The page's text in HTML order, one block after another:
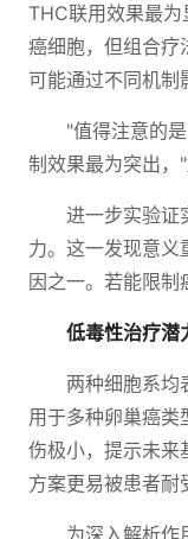
THC联用效果最
癌细胞，但组合疗
可能通过不同机制
"值得注意的
制效果最为突出，"
进一步实验证
力。这一发现意义
因之一。若能限制
低毒性治疗潜
两种细胞系均
用于多种卵巢癌类
伤极小，提示未来
方案更易被患者耐
为深入解析作